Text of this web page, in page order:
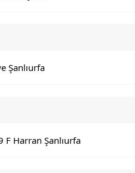
Şanlıurfa
Harran Şanlıurfa